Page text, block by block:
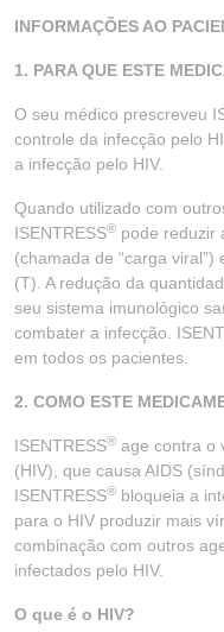
INFORMAÇÕES AO
1. PARA QUE ESTE
O seu médico prescreveu
controle da infecção pelo
a infecção pelo HIV.
Quando utilizado com
ISENTRESS® pode reduzir
(chamada de “carga
(T). A redução da
seu sistema imunológico
combater a infecção.
em todos os pacientes.
2. COMO ESTE
ISENTRESS® age contra o
(HIV), que causa AIDS
ISENTRESS® bloqueia a
para o HIV produzir mais
combinação com outros
infectados pelo HIV.
O que é o HIV?